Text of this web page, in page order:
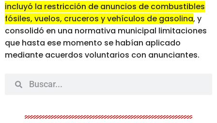
incluyó la restricción de anuncios de combustibles
fósiles, vuelos, cruceros y vehículos de gasolina, y
consolidó en una normativa municipal limitaciones
que hasta ese momento se habían aplicado
mediante acuerdos voluntarios con anunciantes.